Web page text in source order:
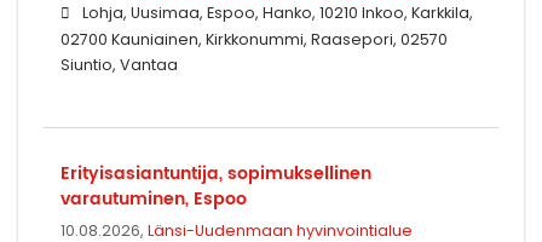
Lohja, Uusimaa, Espoo, Hanko, 10210 Inkoo, Karkkila,
02700 Kauniainen, Kirkkonummi, Raasepori, 02570
Siuntio, Vantaa
Erityisasiantuntija, sopimuksellinen
varautuminen, Espoo
10.08.2026, Länsi-Uudenmaan hyvinvointialue